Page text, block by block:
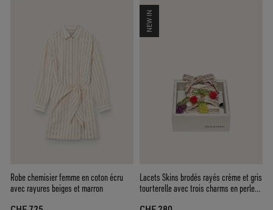
Robe chemisier femme en coton écru
avec rayures beiges et marron
NEW IN
Lacets Skins brodés rayés crème et gris
tourterelle avec trois charms en perles